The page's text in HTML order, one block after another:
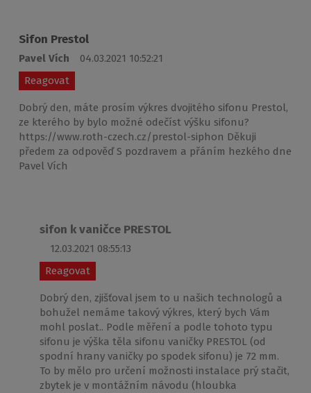
Sifon Prestol
Pavel Vích
04.03.2021 10:52:21
Reagovat
Dobrý den, máte prosím výkres dvojitého sifonu Prestol,
ze kterého by bylo možné odečíst výšku sifonu?
https://www.roth-czech.cz/prestol-siphon Děkuji
předem za odpověď S pozdravem a přáním hezkého dne
Pavel Vích
sifon k vaničce PRESTOL
12.03.2021 08:55:13
Reagovat
Dobrý den, zjišťoval jsem to u našich technologů a
bohužel nemáme takový výkres, který bych Vám
mohl poslat.. Podle měření a podle tohoto typu
sifonu je výška těla sifonu vaničky PRESTOL (od
spodní hrany vaničky po spodek sifonu) je 72 mm.
To by mělo pro určení možnosti instalace prý stačit,
zbytek je v montážním návodu (hloubka